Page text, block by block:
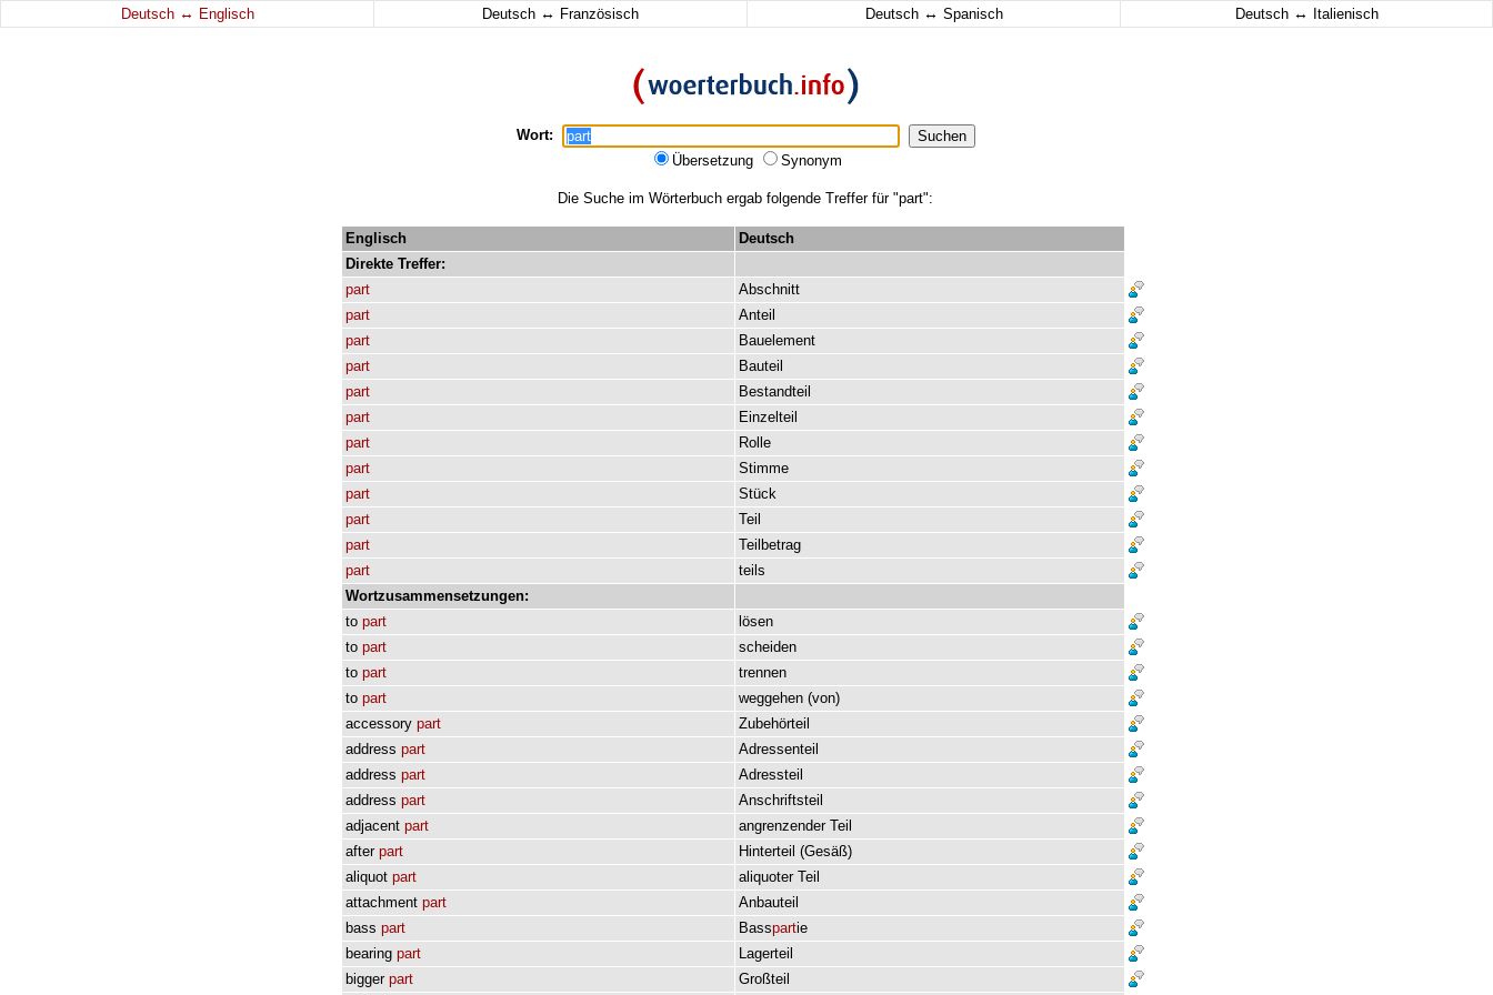
Deutsch ↔ Englisch Deutsch ↔ Französisch Deutsch ↔ Spanisch Deutsch ↔ Italienisch
Wort:
Übersetzung
Synonym
Die Suche im Wörterbuch ergab folgende Treffer für "part":
Englisch
Deutsch
Direkte Treffer:
part
Abschnitt
part
Anteil
part
Bauelement
part
Bauteil
part
Bestandteil
part
Einzelteil
part
Rolle
part
Stimme
part
Stück
part
Teil
part
Teilbetrag
part
teils
Wortzusammensetzungen:
to part
lösen
to part
scheiden
to part
trennen
to part weggehen (von)
accessory part
Zubehörteil
address part
Adressenteil
address part
Adressteil
address part
Anschriftsteil
adjacent part angrenzender Teil
after part Hinterteil (Gesäß)
aliquot part aliquoter Teil
attachment part
Anbauteil
bass part Basspartie
bearing part
Lagerteil
bigger part Großteil